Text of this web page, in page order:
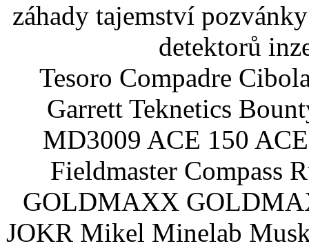
záhady tajemství
detektorů
Tesoro Compadre
Garrett Teknetics
MD3009 ACE 150
Fieldmaster Compass
GOLDMAXX
JOKR Mikel Minelab